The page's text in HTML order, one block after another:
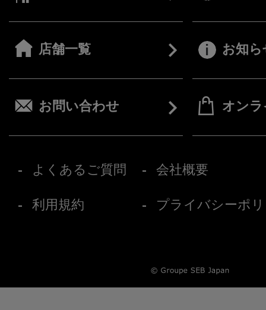
店舗一覧 お知ら
お問い合わせ オン
よくあるご質問 会社概要
利用規約 プライバシーポ